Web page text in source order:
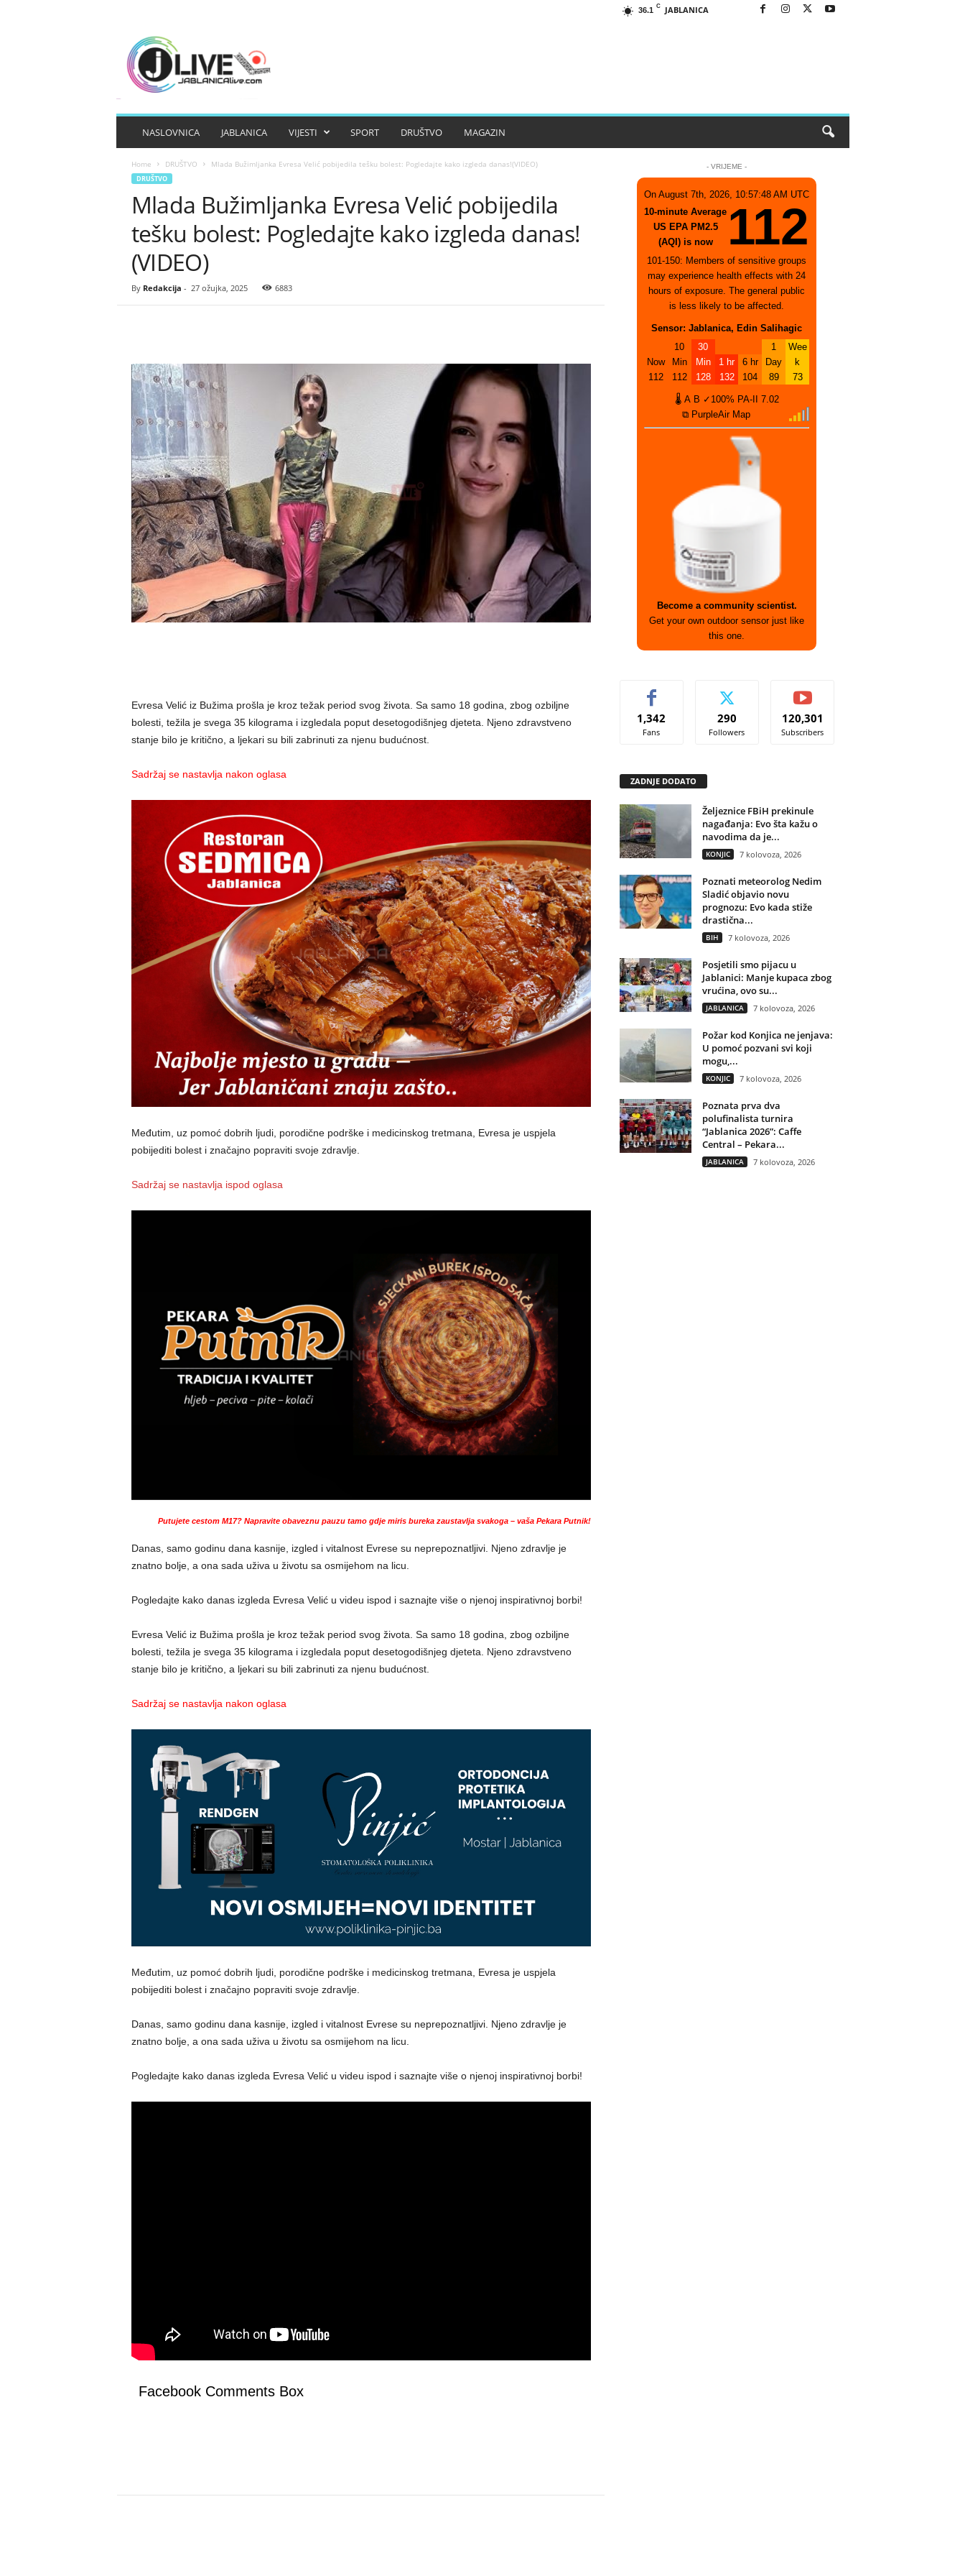
36.1 C JABLANICA
NASLOVNICA JABLANICA VIJESTI SPORT DRUŠTVO MAGAZIN
Home DRUŠTVO Mlada Bužimljanka Evresa Velić pobijedila tešku bolest: Pogledajte kako izgleda danas!(VIDEO)
DRUŠTVO
Mlada Bužimljanka Evresa Velić pobijedila
tešku bolest: Pogledajte kako izgleda danas!
(VIDEO)
By Redakcija - 27 ožujka, 2025 6883
Evresa Velić iz Bužima prošla je kroz težak period svog života. Sa samo 18 godina, zbog ozbiljne
bolesti, težila je svega 35 kilograma i izgledala poput desetogodišnjeg djeteta. Njeno zdravstveno
stanje bilo je kritično, a ljekari su bili zabrinuti za njenu budućnost.
Sadržaj se nastavlja nakon oglasa
Međutim, uz pomoć dobrih ljudi, porodične podrške i medicinskog tretmana, Evresa je uspjela
pobijediti bolest i značajno popraviti svoje zdravlje.
Sadržaj se nastavlja ispod oglasa
Putujete cestom M17? Napravite obaveznu pauzu tamo gdje miris bureka zaustavlja svakoga – vaša Pekara Putnik!
Danas, samo godinu dana kasnije, izgled i vitalnost Evrese su neprepoznatljivi. Njeno zdravlje je
znatno bolje, a ona sada uživa u životu sa osmijehom na licu.
Pogledajte kako danas izgleda Evresa Velić u videu ispod i saznajte više o njenoj inspirativnoj borbi!
Evresa Velić iz Bužima prošla je kroz težak period svog života. Sa samo 18 godina, zbog ozbiljne
bolesti, težila je svega 35 kilograma i izgledala poput desetogodišnjeg djeteta. Njeno zdravstveno
stanje bilo je kritično, a ljekari su bili zabrinuti za njenu budućnost.
Sadržaj se nastavlja nakon oglasa
Međutim, uz pomoć dobrih ljudi, porodične podrške i medicinskog tretmana, Evresa je uspjela
pobijediti bolest i značajno popraviti svoje zdravlje.
Danas, samo godinu dana kasnije, izgled i vitalnost Evrese su neprepoznatljivi. Njeno zdravlje je
znatno bolje, a ona sada uživa u životu sa osmijehom na licu.
Pogledajte kako danas izgleda Evresa Velić u videu ispod i saznajte više o njenoj inspirativnoj borbi!
Facebook Comments Box
- VRIJEME -
On August 7th, 2026, 10:57:48 AM UTC
10-minute Average
US EPA PM2.5
(AQI) is now
112
101-150: Members of sensitive groups
may experience health effects with 24
hours of exposure. The general public
is less likely to be affected.
Sensor: Jablanica, Edin Salihagic
Now
112
10
Min
112
30
Min
128
1 hr
132
6 hr
104
1
Day
89
Wee
k
73
🌡 A B ✓100% PA-II
7.02
⧉ PurpleAir Map
Become a community scientist.
Get your own outdoor sensor just like
this one.
1,342
Fans
290
Followers
120,301
Subscribers
ZADNJE DODATO
Željeznice FBiH prekinule
nagađanja: Evo šta kažu o
navodima da je...
KONJIC 7 kolovoza, 2026
Poznati meteorolog Nedim
Sladić objavio novu
prognozu: Evo kada stiže
drastična...
BIH 7 kolovoza, 2026
Posjetili smo pijacu u
Jablanici: Manje kupaca zbog
vrućina, ovo su...
JABLANICA 7 kolovoza, 2026
Požar kod Konjica ne jenjava:
U pomoć pozvani svi koji
mogu,...
KONJIC 7 kolovoza, 2026
Poznata prva dva
polufinalista turnira
“Jablanica 2026”: Caffe
Central – Pekara...
JABLANICA 7 kolovoza, 2026